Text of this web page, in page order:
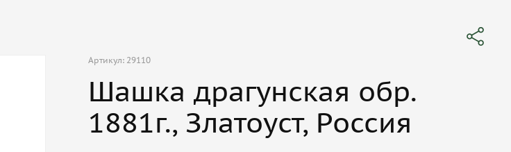
Артикул: 29110
Шашка драгунская обр.
1881г., Златоуст, Россия